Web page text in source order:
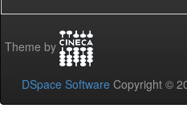
Theme by
DSpace Software Copyright ©